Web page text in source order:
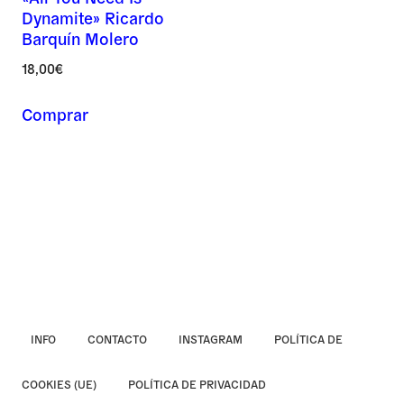
Dynamite» Ricardo
Barquín Molero
18,00€
Comprar
INFO CONTACTO INSTAGRAM POLÍTICA DE
COOKIES (UE) POLÍTICA DE PRIVACIDAD
Asunto *
Mensaje *